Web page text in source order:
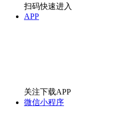
扫码快速进入
APP
关注下载APP
微信小程序